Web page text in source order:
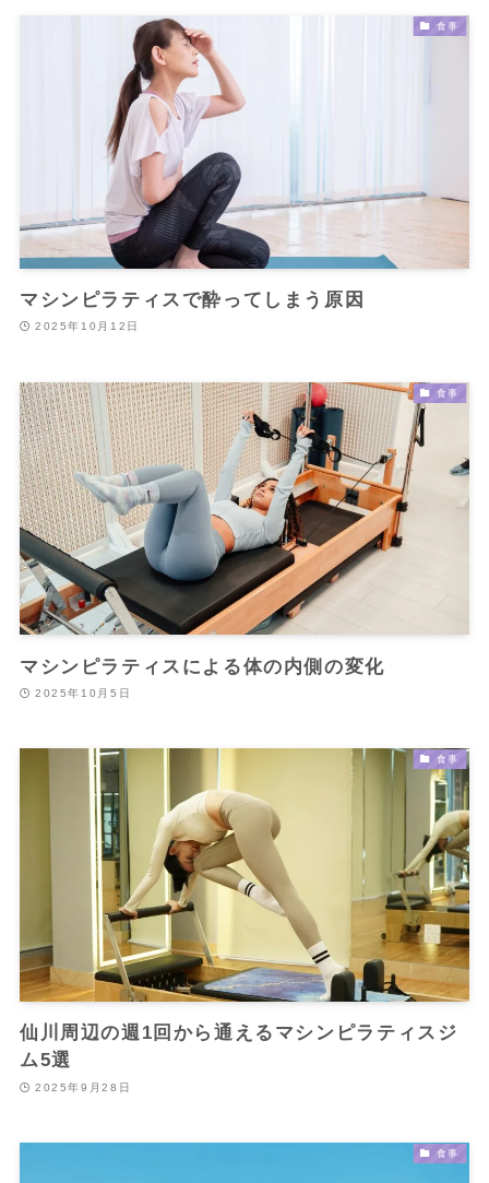
食事
マシンピラティスで酔ってしまう原因
2025年10月12日
食事
マシンピラティスによる体の内側の変化
2025年10月5日
食事
仙川周辺の週1回から通えるマシンピラティスジ
ム5選
2025年9月28日
食事